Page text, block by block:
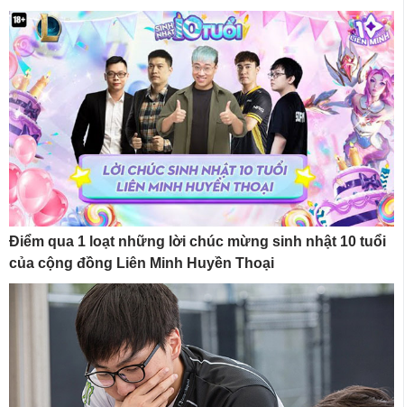
Điểm qua 1 loạt những lời chúc mừng sinh nhật 10 tuổi
của cộng đồng Liên Minh Huyền Thoại